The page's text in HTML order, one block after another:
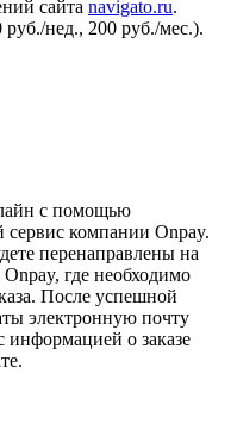
сайта navigato.ru.
нед., 200 руб./мес.).
с помощью
сервис компании Onpay.
перенаправлены на
где необходимо
После успешной
электронную почту
информацией о заказе